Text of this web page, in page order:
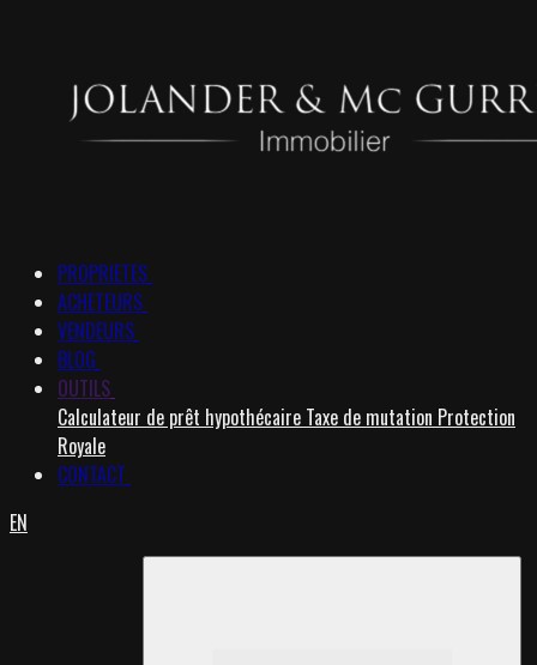
PROPRIETES
ACHETEURS
VENDEURS
BLOG
OUTILS
Calculateur de prêt hypothécaire Taxe de mutation Protection
Royale
CONTACT
EN